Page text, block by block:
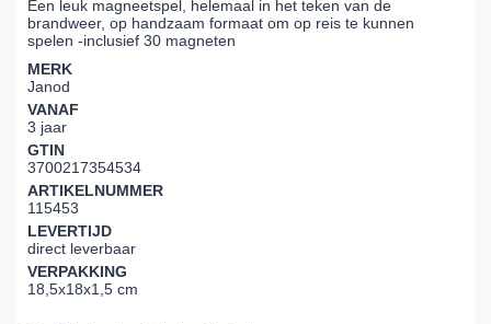
Een leuk magneetspel, helemaal in het teken van de
brandweer, op handzaam formaat om op reis te kunnen
spelen -inclusief 30 magneten
MERK
Janod
VANAF
3 jaar
GTIN
3700217354534
ARTIKELNUMMER
115453
LEVERTIJD
direct leverbaar
VERPAKKING
18,5x18x1,5 cm